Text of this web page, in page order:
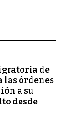
de
las órdenes
a su
desde